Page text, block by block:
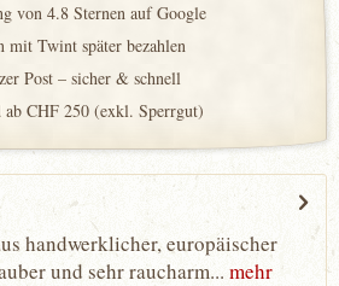
von 4.8 Sternen auf Google
mit Twint später bezahlen
Post – sicher & schnell
ab CHF 250 (exkl. Sperrgut)
handwerklicher, europäischer
und sehr raucharm... mehr